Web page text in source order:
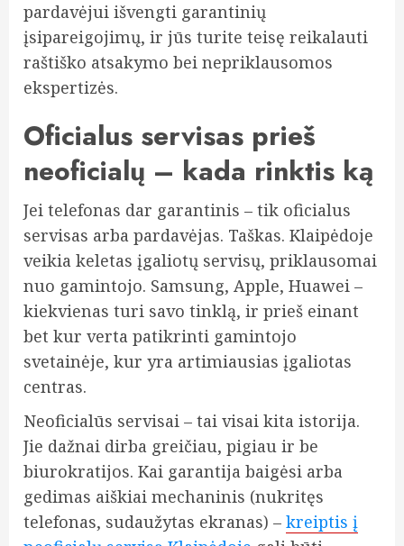
pardavėjui išvengti garantinių
įsipareigojimų, ir jūs turite teisę reikalauti
raštiško atsakymo bei nepriklausomos
ekspertizės.
Oficialus servisas prieš
neoficialų – kada rinktis ką
Jei telefonas dar garantinis – tik oficialus
servisas arba pardavėjas. Taškas. Klaipėdoje
veikia keletas įgaliotų servisų, priklausomai
nuo gamintojo. Samsung, Apple, Huawei –
kiekvienas turi savo tinklą, ir prieš einant
bet kur verta patikrinti gamintojo
svetainėje, kur yra artimiausias įgaliotas
centras.
Neoficialūs servisai – tai visai kita istorija.
Jie dažnai dirba greičiau, pigiau ir be
biurokratijos. Kai garantija baigėsi arba
gedimas aiškiai mechaninis (nukritęs
telefonas, sudaužytas ekranas) – kreiptis į